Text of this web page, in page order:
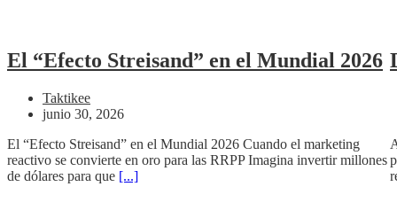
El “Efecto Streisand” en el Mundial 2026
Taktikee
junio 30, 2026
El “Efecto Streisand” en el Mundial 2026 Cuando el marketing
reactivo se convierte en oro para las RRPP Imagina invertir millones
de dólares para que [...]